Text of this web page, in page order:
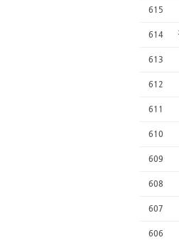
615
614
613
612
611
610
609
608
607
606